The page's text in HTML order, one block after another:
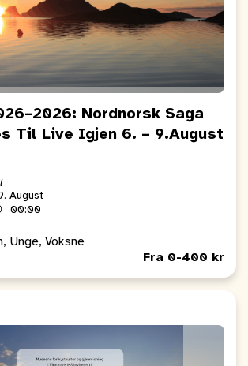
Nordnorsk Saga
Til Live Igjen 6. – 9.August
August
00:00
Unge, Voksne
Fra 0-400 kr